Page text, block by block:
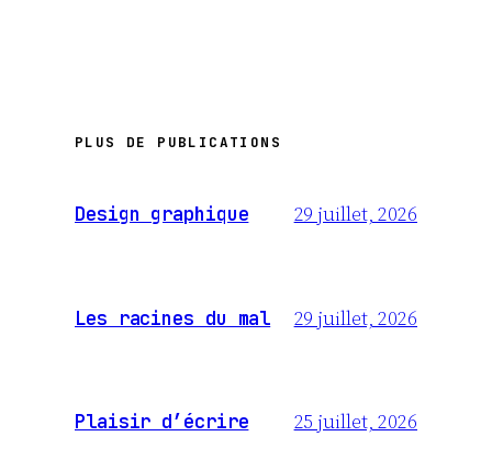
PLUS DE PUBLICATIONS
Design graphique 29 juillet, 2026
Les racines du mal 29 juillet, 2026
Plaisir d’écrire 25 juillet, 2026